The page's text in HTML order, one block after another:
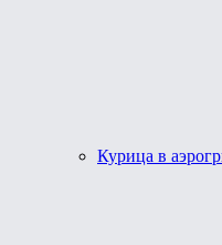
Курица в